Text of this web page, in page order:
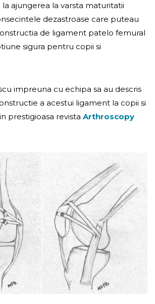
ajungerea la varsta maturitatii
dezastroase care puteau
de ligament patelo femural
sigura pentru copii si
impreuna cu echipa sa au descris
a acestui ligament la copii si
prestigioasa revista Arthroscopy